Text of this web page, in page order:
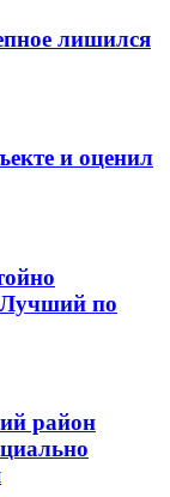
лишился
и оценил
по
район